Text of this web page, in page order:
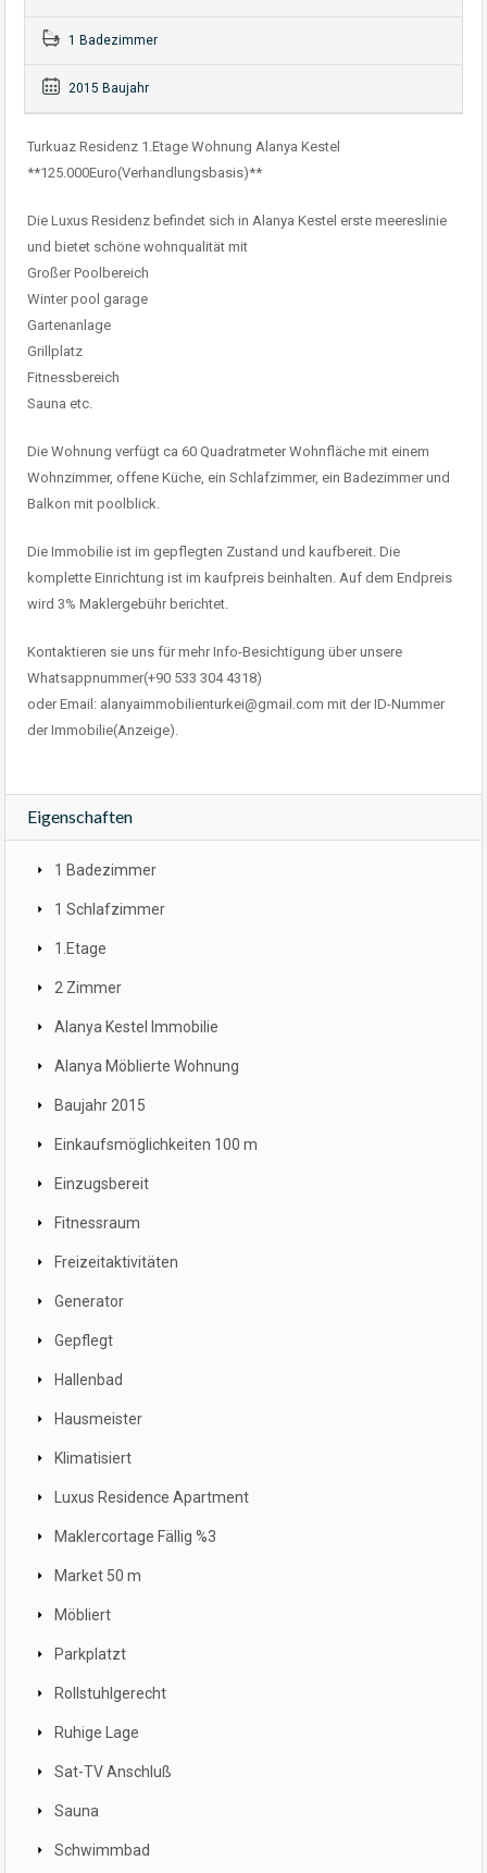
1 Badezimmer
2015 Baujahr
Turkuaz Residenz 1.Etage Wohnung Alanya Kestel
**125.000Euro(Verhandlungsbasis)**
Die Luxus Residenz befindet sich in Alanya Kestel erste meereslinie
und bietet schöne wohnqualität mit
Großer Poolbereich
Winter pool garage
Gartenanlage
Grillplatz
Fitnessbereich
Sauna etc.
Die Wohnung verfügt ca 60 Quadratmeter Wohnfläche mit einem
Wohnzimmer, offene Küche, ein Schlafzimmer, ein Badezimmer und
Balkon mit poolblick.
Die Immobilie ist im gepflegten Zustand und kaufbereit. Die
komplette Einrichtung ist im kaufpreis beinhalten. Auf dem Endpreis
wird 3% Maklergebühr berichtet.
Kontaktieren sie uns für mehr Info-Besichtigung über unsere
Whatsappnummer(+90 533 304 4318)
oder Email: alanyaimmobilienturkei@gmail.com mit der ID-Nummer
der Immobilie(Anzeige).
Eigenschaften
1 Badezimmer
1 Schlafzimmer
1.Etage
2 Zimmer
Alanya Kestel Immobilie
Alanya Möblierte Wohnung
Baujahr 2015
Einkaufsmöglichkeiten 100 m
Einzugsbereit
Fitnessraum
Freizeitaktivitäten
Generator
Gepflegt
Hallenbad
Hausmeister
Klimatisiert
Luxus Residence Apartment
Maklercortage Fällig %3
Market 50 m
Möbliert
Parkplatzt
Rollstuhlgerecht
Ruhige Lage
Sat-TV Anschluß
Sauna
Schwimmbad